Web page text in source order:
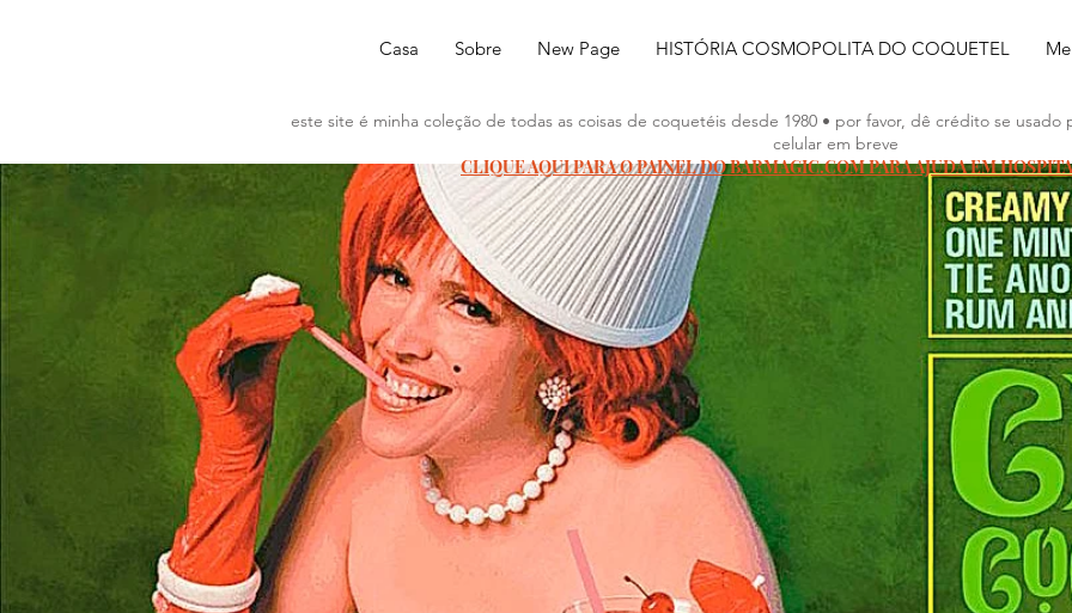
Casa Sobre New Page HISTÓRIA COSMOPOLITA DO COQUETEL
este site é minha coleção de todas as coisas de coquetéis desde 1980 • por favor, dê crédito se usado
celular em breve
CLIQUE AQUI PARA O PAINEL DO BARMAGIC.COM PARA AJUDA EM